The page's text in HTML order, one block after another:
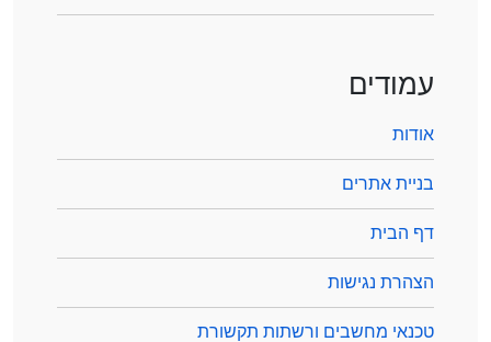
עמודים
אודות
בניית אתרים
דף הבית
הצהרת נגישות
טכנאי מחשבים ורשתות תקשורת